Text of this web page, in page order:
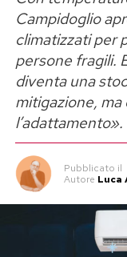
Campidoglio
climatizzati per
persone fragili.
diventa una
mitigazione, ma
l’adattamento».
Pubblicato il
Autore Luca